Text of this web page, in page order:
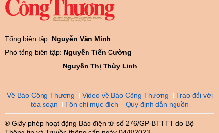
Tổng biên tập: Nguyễn Văn Minh
Phó tổng biên tập: Nguyễn Tiến Cường
Nguyễn Thị Thùy Linh
Về Báo Công Thương Video về Báo Công Thương
Trao đổi với
tòa soạn
Tôn chỉ mục đích Quy định dẫn nguồn
® Giấy phép hoạt động Báo điện tử số 276/GP-BTTTT do Bộ